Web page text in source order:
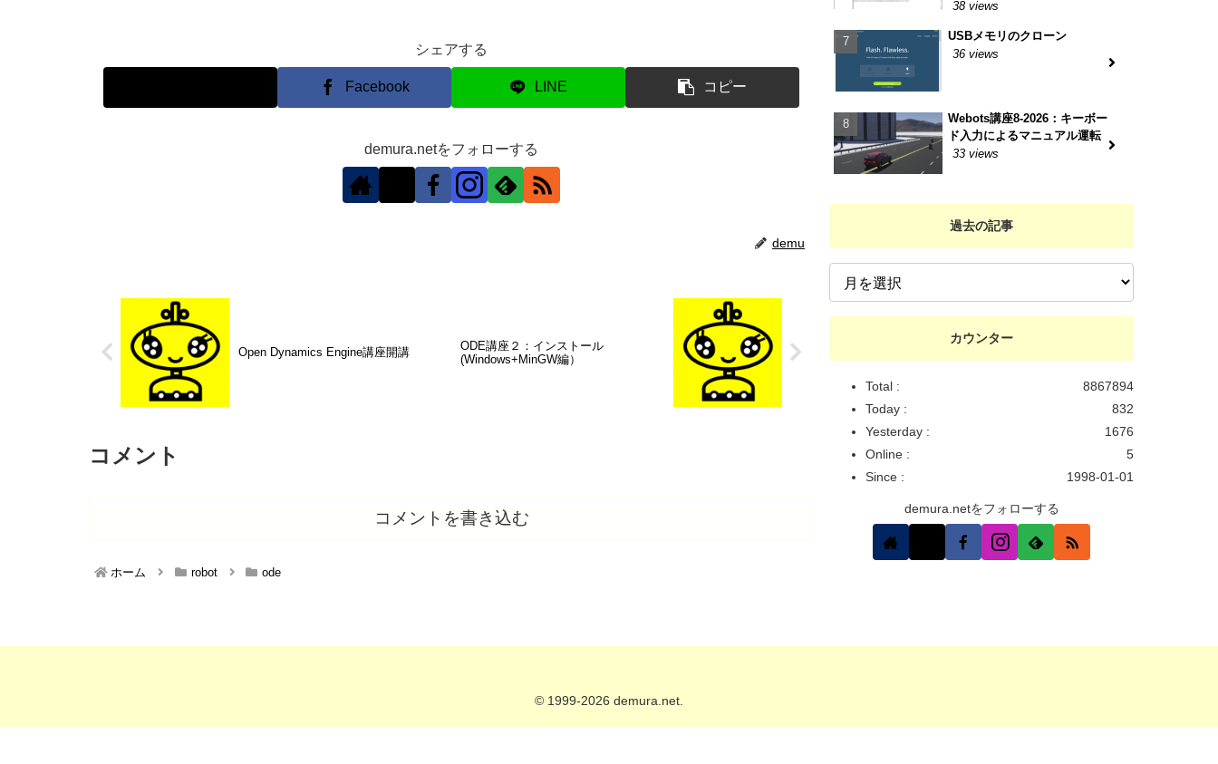
シェアする
Facebook LINE コピー
demura.netをフォローする
demu
Open Dynamics Engine講座開講
ODE講座２：インストール
(Windows+MinGW編）
コメント
コメントを書き込む
ホーム robot ode
38 views
USBメモリのクローン
36 views
Webots講座8-2026：キーボー
ド入力によるマニュアル運転
33 views
過去の記事
カウンター
8867894
Total :
832
Today :
1676
Yesterday :
5
Online :
1998-01-01
Since :
demura.netをフォローする
© 1999-2026 demura.net.